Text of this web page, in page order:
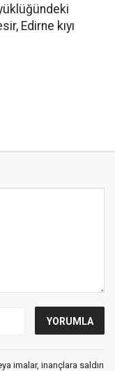
Edirne kıyı
imalar, inançlara saldırı